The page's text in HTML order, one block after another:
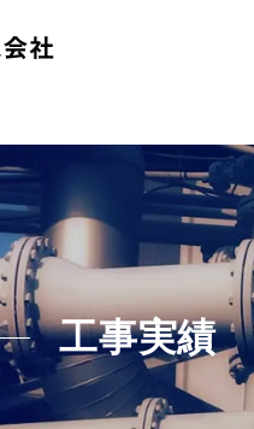
工事実績